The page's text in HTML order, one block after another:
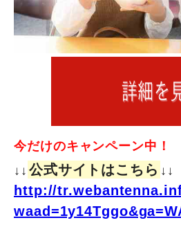
今だけのキャンペーン中！
↓↓ 公式サイトはこちら ↓↓
http://